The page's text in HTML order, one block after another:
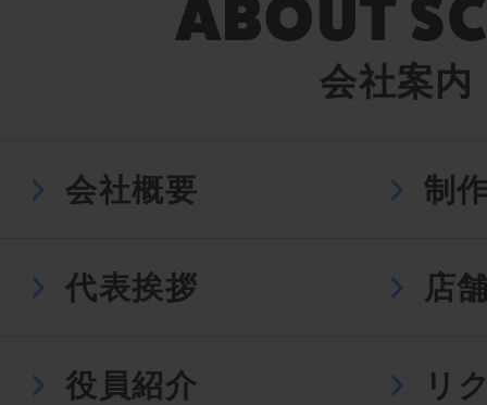
会社案内
会社概要 制
代表挨拶 店
役員紹介 リ